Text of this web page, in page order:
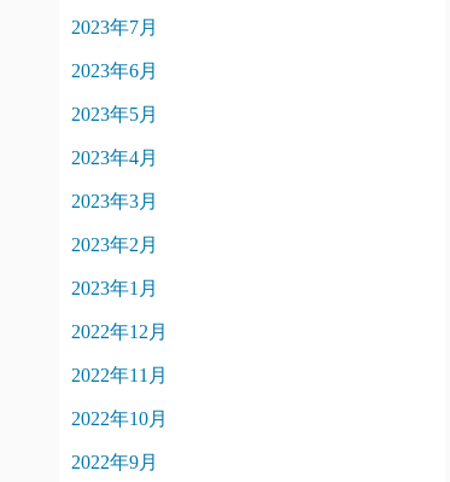
2023年7月
2023年6月
2023年5月
2023年4月
2023年3月
2023年2月
2023年1月
2022年12月
2022年11月
2022年10月
2022年9月